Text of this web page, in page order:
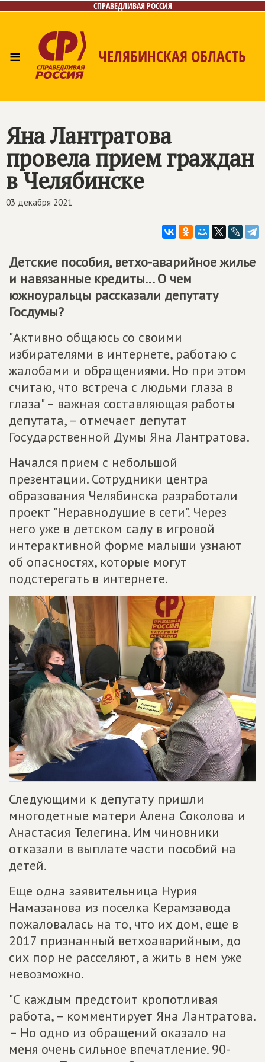
СПРАВЕДЛИВАЯ РОССИЯ
≡ ЧЕЛЯБИНСКАЯ ОБЛАСТЬ
Яна Лантратова
провела прием граждан
в Челябинске
03 декабря 2021
Детские пособия, ветхо-аварийное жилье
и навязанные кредиты... О чем
южноуральцы рассказали депутату
Госдумы?
"Активно общаюсь со своими
избирателями в интернете, работаю с
жалобами и обращениями. Но при этом
считаю, что встреча с людьми глаза в
глаза" – важная составляющая работы
депутата, – отмечает депутат
Государственной Думы Яна Лантратова.
Начался прием с небольшой
презентации. Сотрудники центра
образования Челябинска разработали
проект "Неравнодушие в сети". Через
него уже в детском саду в игровой
интерактивной форме малыши узнают
об опасностях, которые могут
подстерегать в интернете.
Следующими к депутату пришли
многодетные матери Алена Соколова и
Анастасия Телегина. Им чиновники
отказали в выплате части пособий на
детей.
Еще одна заявительница Нурия
Намазанова из поселка Керамзавода
пожаловалась на то, что их дом, еще в
2017 признанный ветхоаварийным, до
сих пор не расселяют, а жить в нем уже
невозможно.
"С каждым предстоит кропотливая
работа, – комментирует Яна Лантратова.
– Но одно из обращений оказало на
меня очень сильное впечатление. 90-